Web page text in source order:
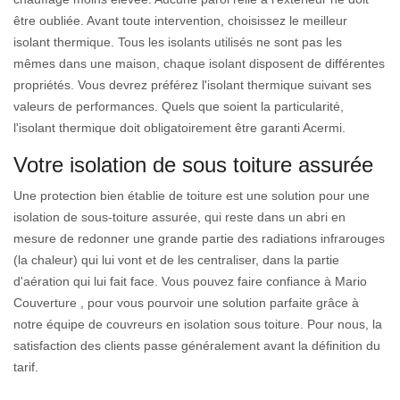
être oubliée. Avant toute intervention, choisissez le meilleur
isolant thermique. Tous les isolants utilisés ne sont pas les
mêmes dans une maison, chaque isolant disposent de différentes
propriétés. Vous devrez préférez l'isolant thermique suivant ses
valeurs de performances. Quels que soient la particularité,
l'isolant thermique doit obligatoirement être garanti Acermi.
Votre isolation de sous toiture assurée
Une protection bien établie de toiture est une solution pour une
isolation de sous-toiture assurée, qui reste dans un abri en
mesure de redonner une grande partie des radiations infrarouges
(la chaleur) qui lui vont et de les centraliser, dans la partie
d'aération qui lui fait face. Vous pouvez faire confiance à Mario
Couverture , pour vous pourvoir une solution parfaite grâce à
notre équipe de couvreurs en isolation sous toiture. Pour nous, la
satisfaction des clients passe généralement avant la définition du
tarif.